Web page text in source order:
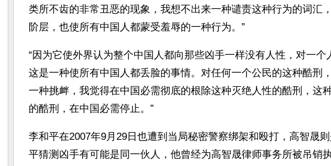
类所不齿的非常丑恶的现象，我想不出来一种谴责这种行为的词汇
阶层，也使所有中国人都蒙受羞辱的一种行为。”
“因为它使外界认为整个中国人都向那些凶手一样没有人性，对一个
这是一种使所有中国人都丢脸的事情。对任何一个公民的这种酷刑
一种挑衅，我觉得在中国必需彻底的根除这种灭绝人性的酷刑，这
的酷刑，在中国必需停止。”
李和平在2007年9月29日也遭到当局秘密警察绑架和殴打，高智晟
平猜测凶手有可能是同一伙人，他曾经为高智晟律师事务所被吊销